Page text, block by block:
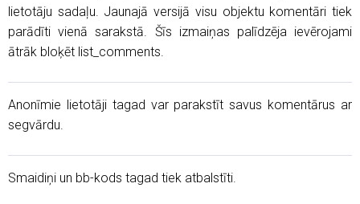
lietotāju sadaļu. Jaunajā versijā visu objektu komentāri tiek
parādīti vienā sarakstā. Šīs izmaiņas palīdzēja ievērojami
ātrāk bloķēt list_comments.
Anonīmie lietotāji tagad var parakstīt savus komentārus ar
segvārdu.
Smaidiņi un bb-kods tagad tiek atbalstīti.